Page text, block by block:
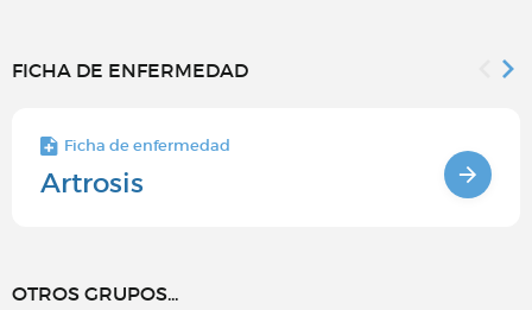
FICHA DE ENFERMEDAD
Ficha de enfermedad
Artrosis
OTROS GRUPOS...